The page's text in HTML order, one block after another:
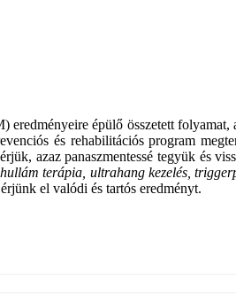
épülő összetett
és rehabilitációs program
azaz panaszmentessé tegyük és
terápia, ultrahang kezelés,
el valódi és tartós eredményt.